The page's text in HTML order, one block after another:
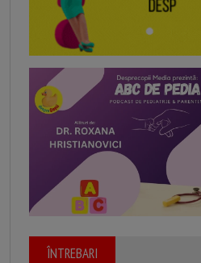
ÎNTREBARI